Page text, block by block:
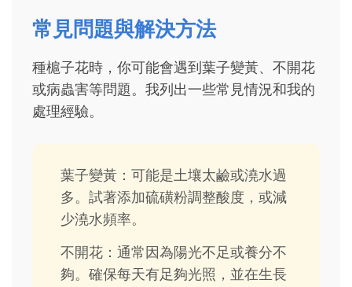
常見問題與解決方法
種槴子花時，你可能會遇到葉子變黃、不開花
或病蟲害等問題。我列出一些常見情況和我的
處理經驗。
葉子變黃：可能是土壤太鹼或澆水過
多。試著添加硫磺粉調整酸度，或減
少澆水頻率。
不開花：通常因為陽光不足或養分不
夠。確保每天有足夠光照，並在生長